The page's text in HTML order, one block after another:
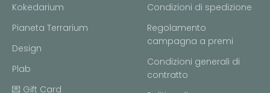
Kokedarium
Pianeta Terrarium
Design
Plab
💌 Gift Card
Condizioni di spedizione
Regolamento
campagna a premi
Condizioni generali di
contratto